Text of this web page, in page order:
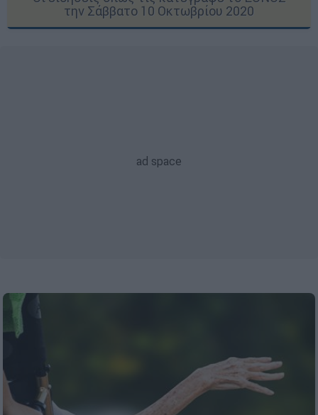
την Σάββατο 10 Οκτωβρίου 2020